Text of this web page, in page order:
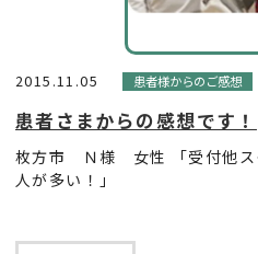
2015.11.05 患者様からのご感想
患者さまからの感想です！
枚方市 Ｎ様 女性 「受付他ス
人が多い！」